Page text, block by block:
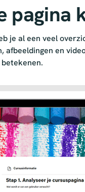
pagina
je al een veel
afbeeldingen en